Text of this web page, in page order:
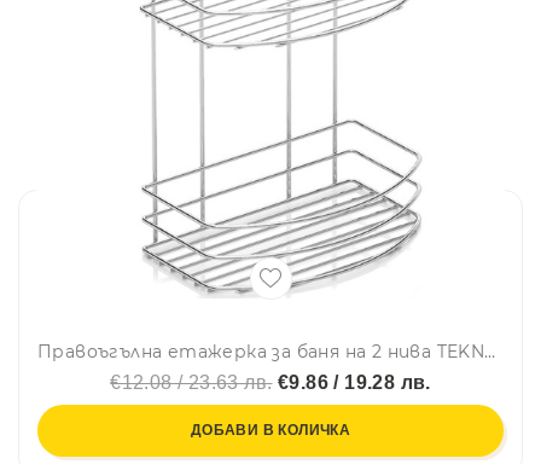
Правоъгълна етажерка за баня на 2 нива TEKNO TEL BK 008, 24х15х28 см, Закрепване с дюбел, Сребрист
€12.08 / 23.63 лв.€9.86 / 19.28 лв.
ДОБАВИ В КОЛИЧКА